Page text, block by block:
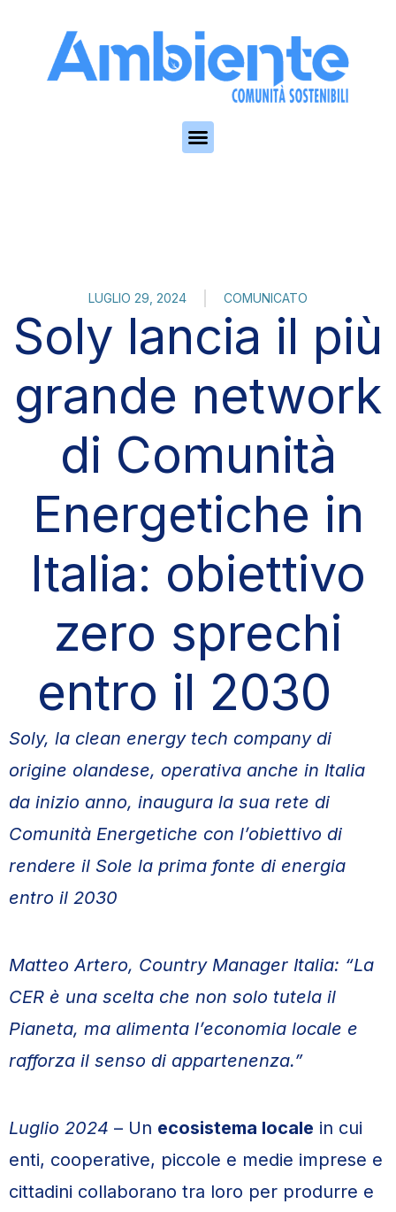
LUGLIO 29, 2024 COMUNICATO
Soly lancia il più
grande network
di Comunità
Energetiche in
Italia: obiettivo
zero sprechi
entro il 2030
Soly, la clean energy tech company di
origine olandese, operativa anche in Italia
da inizio anno, inaugura la sua rete di
Comunità Energetiche con l’obiettivo di
rendere il Sole la prima fonte di energia
entro il 2030
Matteo Artero, Country Manager Italia: “La
CER è una scelta che non solo tutela il
Pianeta, ma alimenta l’economia locale e
rafforza il senso di appartenenza.”
Luglio 2024 – Un ecosistema locale in cui
enti, cooperative, piccole e medie imprese e
cittadini collaborano tra loro per produrre e